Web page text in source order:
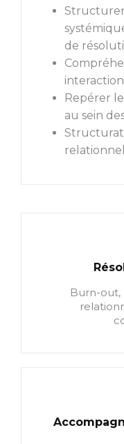
de
Repérer
au sein
Burn-out,